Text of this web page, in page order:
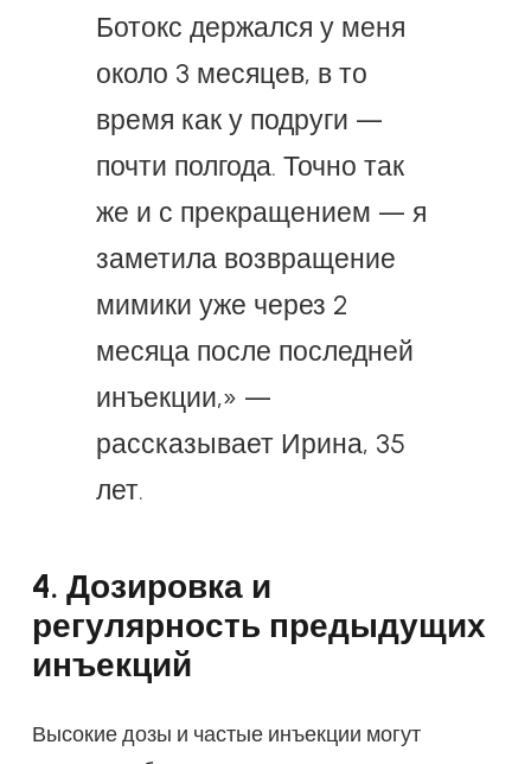
Ботокс держался у меня
около 3 месяцев, в то
время как у подруги —
почти полгода. Точно так
же и с прекращением — я
заметила возвращение
мимики уже через 2
месяца после последней
инъекции,» —
рассказывает Ирина, 35
лет.
4. Дозировка и
регулярность предыдущих
инъекций
Высокие дозы и частые инъекции могут